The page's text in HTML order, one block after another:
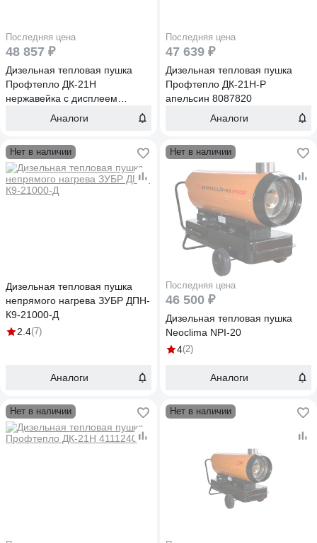
Последняя цена
48 857 ₽
Дизельная тепловая пушка
Профтепло ДК-21Н
нержавейка с дисплеем
Аналоги
Последняя цена
47 639 ₽
Дизельная тепловая пушка
Профтепло ДК-21Н-P
апельсин 8087820
Аналоги
Нет в наличии
Дизельная тепловая пушка
непрямого нагрева ЗУБР ДПН-
К9-21000-Д
2.4(7)
Аналоги
Нет в наличии
Последняя цена
46 500 ₽
Дизельная тепловая пушка
Neoclima NPI-20
4(2)
Аналоги
Нет в наличии Нет в наличии